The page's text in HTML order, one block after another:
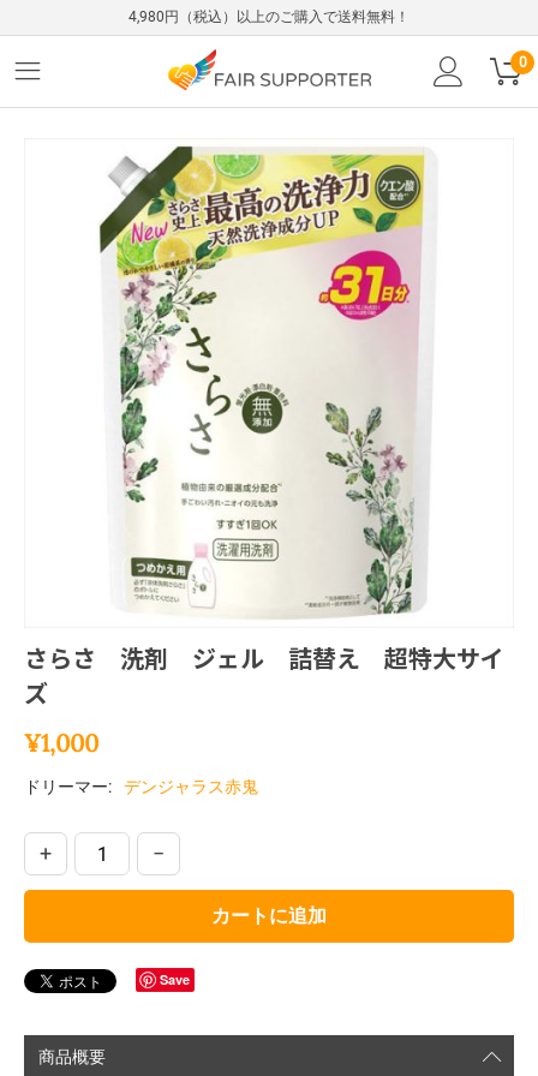
4,980円（税込）以上のご購入で送料無料！
0
さらさ 洗剤 ジェル 詰替え 超特大サイ
ズ
¥1,000
ドリーマー: デンジャラス赤鬼
+ −
カートに追加
Save
商品概要